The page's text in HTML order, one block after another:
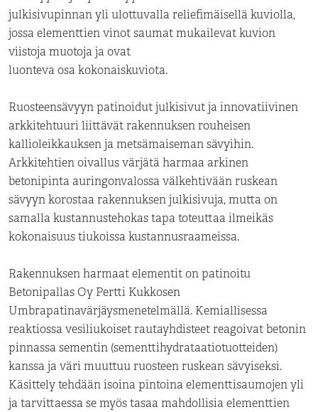
julkisivupinnan yli ulottuvalla reliefimäisellä kuviolla,
jossa elementtien vinot saumat mukailevat kuvion
viistoja muotoja ja ovat
luonteva osa kokonaiskuviota.
Ruosteensävyyn patinoidut julkisivut ja innovatiivinen
arkkitehtuuri liittävät rakennuksen rouheisen
kallioleikkauksen ja metsämaiseman sävyihin.
Arkkitehtien oivallus värjätä harmaa arkinen
betonipinta auringonvalossa välkehtivään ruskean
sävyyn korostaa rakennuksen julkisivuja, mutta on
samalla kustannustehokas tapa toteuttaa ilmeikäs
kokonaisuus tiukoissa kustannusraameissa.
Rakennuksen harmaat elementit on patinoitu
Betonipallas Oy Pertti Kukkosen
Umbrapatinavärjäysmenetelmällä. Kemiallisessa
reaktiossa vesiliukoiset rautayhdisteet reagoivat betonin
pinnassa sementin (sementtihydrataatiotuotteiden)
kanssa ja väri muuttuu ruosteen ruskean sävyiseksi.
Käsittely tehdään isoina pintoina elementtisaumojen yli
ja tarvittaessa se myös tasaa mahdollisia elementtien